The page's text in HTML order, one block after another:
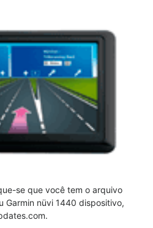
se que você tem o arquivo
Garmin nüvi 1440 dispositivo,